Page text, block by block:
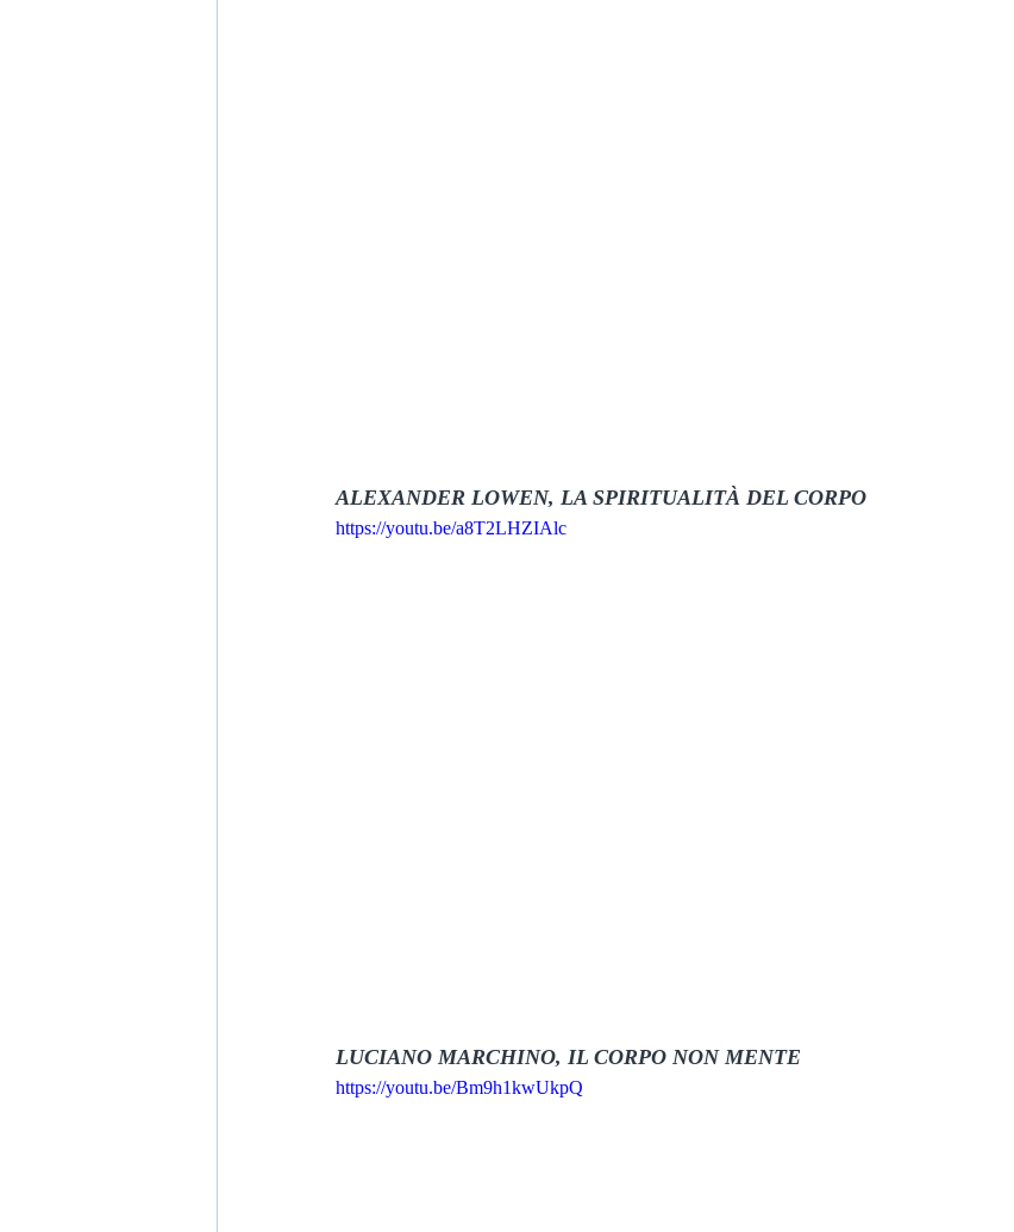
ALEXANDER LOWEN, LA SPIRITUALITÀ DEL CORPO
https://youtu.be/a8T2LHZIAlc
LUCIANO MARCHINO, IL CORPO NON MENTE
https://youtu.be/Bm9h1kwUkpQ